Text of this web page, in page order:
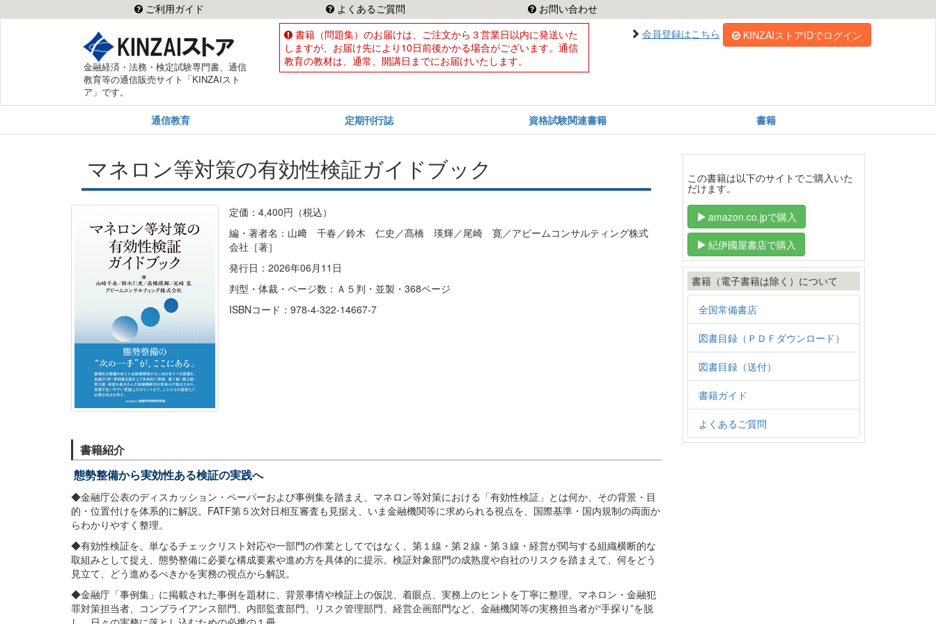
ご利用ガイド よくあるご質問 お問い合わせ
金融経済・法務・検定試験専門書、通信
教育等の通信販売サイト「KINZAIスト
ア」です。
書籍（問題集）のお届けは、ご注文から３営業日以内に発送いた
しますが、お届け先により10日前後かかる場合がございます。通信
教育の教材は、通常、開講日までにお届けいたします。
会員登録はこちら KINZAIストアIDでログイン
通信教育 定期刊行誌 資格試験関連書籍 書籍
マネロン等対策の有効性検証ガイドブック
定価：4,400円（税込）
編・著者名：山﨑 千春／鈴木 仁史／髙橋 瑛輝／尾崎 寛／アビームコンサルティング株式
会社［著］
発行日：2026年06月11日
判型・体裁・ページ数：Ａ５判・並製・368ページ
ISBNコード：978-4-322-14667-7
書籍紹介
態勢整備から実効性ある検証の実践へ
◆金融庁公表のディスカッション・ペーパーおよび事例集を踏まえ、マネロン等対策における「有効性検証」とは何か、その背景・目
的・位置付けを体系的に解説。FATF第５次対日相互審査も見据え、いま金融機関等に求められる視点を、国際基準・国内規制の両面か
らわかりやすく整理。
◆有効性検証を、単なるチェックリスト対応や一部門の作業としてではなく、第１線・第２線・第３線・経営が関与する組織横断的な
取組みとして捉え、態勢整備に必要な構成要素や進め方を具体的に提示。検証対象部門の成熟度や自社のリスクを踏まえて、何をどう
見立て、どう進めるべきかを実務の視点から解説。
◆金融庁「事例集」に掲載された事例を題材に、背景事情や検証上の仮説、着眼点、実務上のヒントを丁寧に整理。マネロン・金融犯
罪対策担当者、コンプライアンス部門、内部監査部門、リスク管理部門、経営企画部門など、金融機関等の実務担当者が“手探り”を脱
この書籍は以下のサイトでご購入いた
だけます。
amazon.co.jpで購入
紀伊國屋書店で購入
書籍（電子書籍は除く）について
全国常備書店
図書目録（ＰＤＦダウンロード）
図書目録（送付）
書籍ガイド
よくあるご質問